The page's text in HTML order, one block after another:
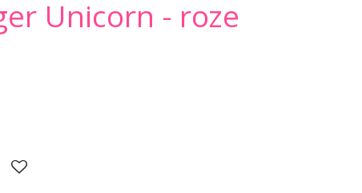
Unicorn - roze